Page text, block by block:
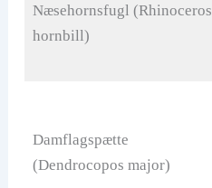
Næsehornsfugl (Rhinoceros
hornbill)
Damflagspætte
(Dendrocopos major)